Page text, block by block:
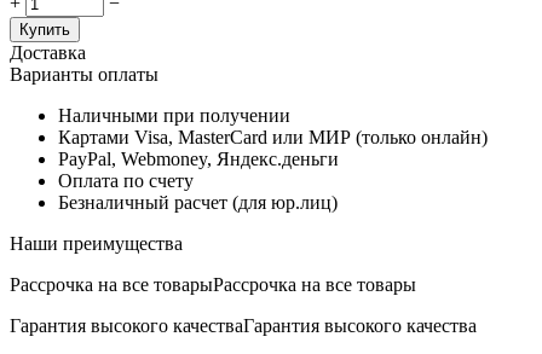
Купить
Доставка
Варианты оплаты
Наличными при получении
Картами Visa, MasterCard или МИР (только онлайн)
PayPal, Webmoney, Яндекс.деньги
Оплата по счету
Безналичный расчет (для юр.лиц)
Наши преимущества
Рассрочка на все товарыРассрочка на все товары
Гарантия высокого качестваГарантия высокого качества